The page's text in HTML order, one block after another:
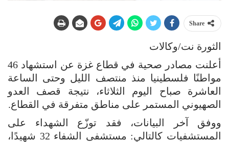
Share
الثورة نت/وكالات
أعلنت مصادر صحية في قطاع غزة عن استشهاد 46
مواطنًا فلسطينيا منذ منتصف الليل وحتى الساعة
العاشرة صباح اليوم الثلاثاء، نتيجة قصف العدو
الصهيوني المستمر على مناطق متفرقة في القطاع.
ووفق آخر البيانات، فقد توزّع الشهداء على
المستشفيات كالتالي: مستشفى الشفاء 32 شهيدًا،